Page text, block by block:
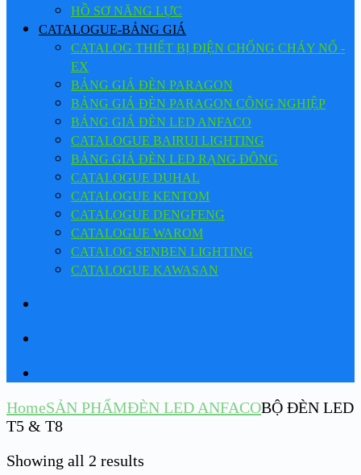
HỒ SƠ NĂNG LỰC
CATALOGUE-BẢNG GIÁ
CATALOG THIẾT BỊ ĐIỆN CHỐNG CHÁY NỔ -
EX
BẢNG GIÁ ĐÈN PARAGON
BẢNG GIÁ ĐÈN PARAGON CÔNG NGHIỆP
BẢNG GIÁ ĐÈN LED ANFACO
CATALOGUE BAIRUI LIGHTING
BẢNG GIÁ ĐÈN LED RẠNG ĐÔNG
CATALOGUE DUHAL
CATALOGUE KENTOM
CATALOGUE DENGFENG
CATALOGUE WAROM
CATALOG SENBEN LIGHTING
CATALOGUE KAWASAN
HomeSẢN PHẨMĐÈN LED ANFACOBỘ ĐÈN LED
T5 & T8
Showing all 2 results